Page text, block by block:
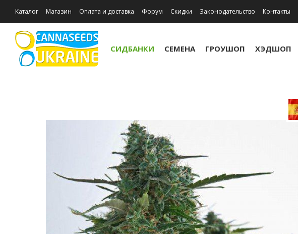
Каталог Магазин Оплата и доставка Форум Скидки Законодательство Контакты
СИДБАНКИ СЕМЕНА ГРОУШОП ХЭДШОП